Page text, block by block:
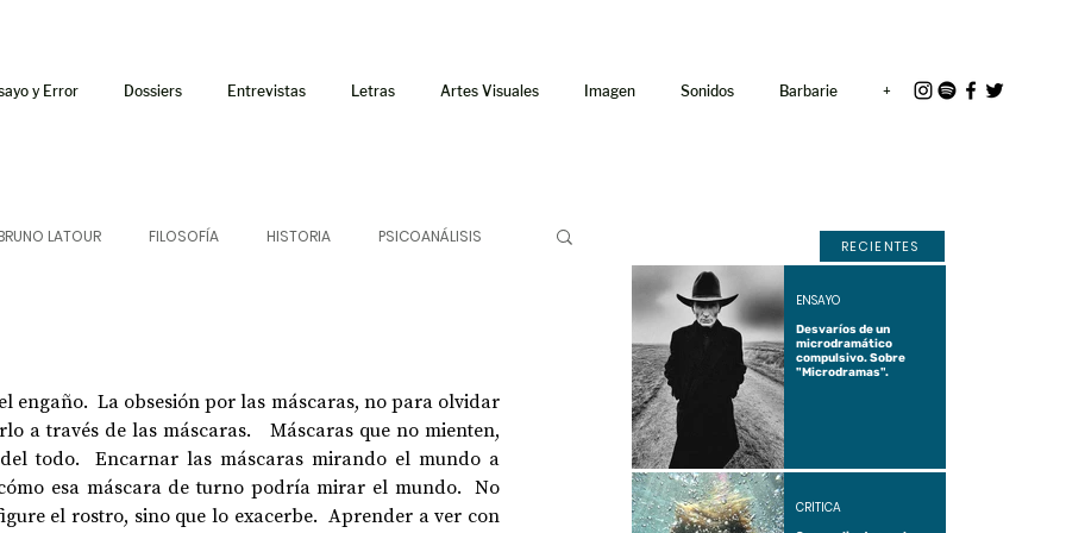
y Error Dossiers Entrevistas Letras Artes Visuales Imagen Sonidos Barbarie +
LATOUR FILOSOFÍA HISTORIA PSICOANÁLISIS
AUDIOTEXTO HÍBRIDOS CINE FICCIONES
AFUERISMOS POESÍA ENSAYO
engaño.  La obsesión por las máscaras, no para olvidar
a través de las máscaras.   Máscaras que no mienten,
todo.  Encarnar las máscaras mirando el mundo a
esa máscara de turno podría mirar el mundo.  No
el rostro, sino que lo exacerbe.  Aprender a ver con
RECIENTES
Desvaríos de un
microdramático
compulsivo. Sobre
"Microdramas".
ENSAYO
CRÍTICA